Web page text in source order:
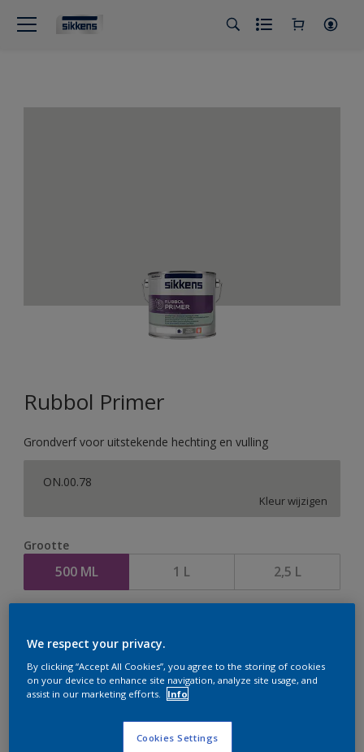
Rubbol Primer
Grondverf voor uitstekende hechting en vulling
ON.00.78
Kleur wijzigen
Grootte
500 ML 1 L 2,5 L
te bestellen. Houd de website in de gaten, we werken
er hard aan om de voorraad aan te vullen.
We respect your privacy.
By clicking “Accept All Cookies”, you agree to the storing of cookies
on your device to enhance site navigation, analyze site usage, and
assist in our marketing efforts.
Info
Cookies Settings